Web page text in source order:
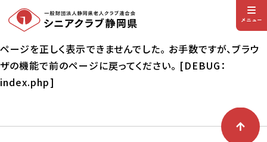
メニュー
ページを正しく表示できませんでした。 お手数ですが、ブラウ
ザの機能で前のページに戻ってください。 [DEBUG：
index.php]